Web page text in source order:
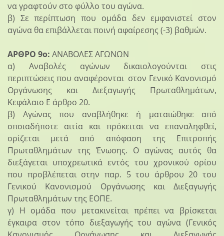
να γραφτούν στο φύλλο του αγώνα.
β) Σε περίπτωση που ομάδα δεν εμφανιστεί στον
αγώνα θα επιβάλλεται ποινή αφαίρεσης (-3) βαθμών.
ΑΡΘΡΟ 9ο: ΑΝΑΒΟΛΕΣ ΑΓΩΝΩΝ
α) Αναβολές αγώνων δικαιολογούνται στις
περιπτώσεις που αναφέρονται στον Γενικό Κανονισμό
Οργάνωσης και Διεξαγωγής Πρωταθλημάτων,
Κεφάλαιο Ε άρθρο 20.
β) Αγώνας που αναβλήθηκε ή ματαιώθηκε από
οποιαδήποτε αιτία και πρόκειται να επαναληφθεί,
ορίζεται μετά από απόφαση της Επιτροπής
Πρωταθλημάτων της Ένωσης. Ο αγώνας αυτός θα
διεξάγεται υποχρεωτικά εντός του χρονικού ορίου
που προβλέπεται στην παρ. 5 του άρθρου 20 του
Γενικού Κανονισμού Οργάνωσης και Διεξαγωγής
Πρωταθλημάτων της ΕΟΠΕ.
γ) Η ομάδα που μετακινείται πρέπει να βρίσκεται
έγκαιρα στον τόπο διεξαγωγής του αγώνα (Γενικός